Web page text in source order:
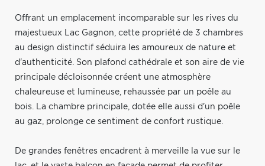
Offrant un emplacement incomparable sur les rives du
majestueux Lac Gagnon, cette propriété de 3 chambres
au design distinctif séduira les amoureux de nature et
d'authenticité. Son plafond cathédrale et son aire de vie
principale décloisonnée créent une atmosphère
chaleureuse et lumineuse, rehaussée par un poêle au
bois. La chambre principale, dotée elle aussi d'un poêle
au gaz, prolonge ce sentiment de confort rustique.
De grandes fenêtres encadrent à merveille la vue sur le